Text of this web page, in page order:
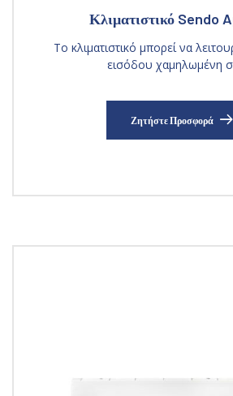
Κλιματιστικό Sendo
Το κλιματιστικό μπορεί να
εισόδου χαμηλωμένη
Ζητήστε Προσφορά